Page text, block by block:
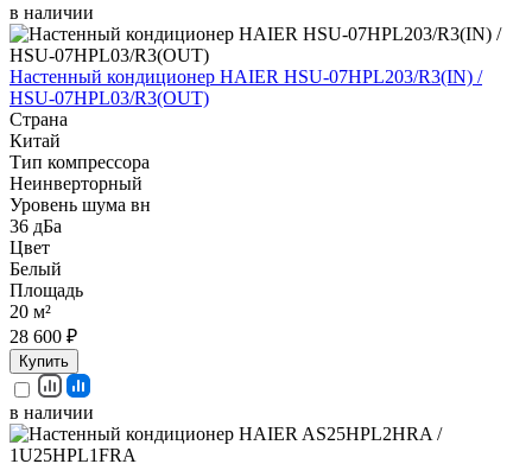
в наличии
Настенный кондиционер HAIER HSU-07HPL203/R3(IN) /
HSU-07HPL03/R3(OUT)
Страна
Китай
Тип компрессора
Неинверторный
Уровень шума вн
36 дБа
Цвет
Белый
Площадь
20 м²
28 600 ₽
Купить
в наличии